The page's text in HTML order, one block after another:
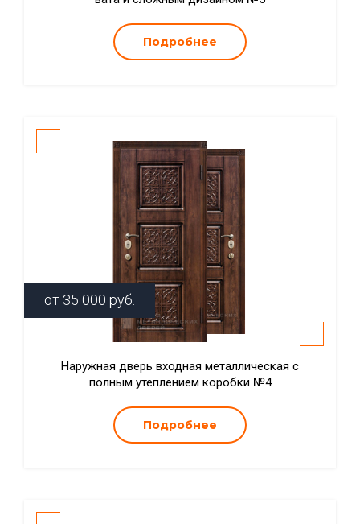
Подробнее
от 35 000 руб.
Наружная дверь входная металлическая с
полным утеплением коробки №4
Подробнее